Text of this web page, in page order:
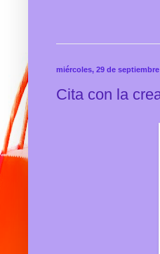
miércoles, 29 de septiembre
Cita con la